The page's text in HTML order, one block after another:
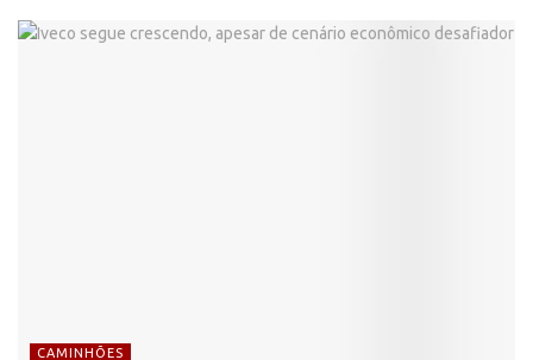
CAMINHÕES